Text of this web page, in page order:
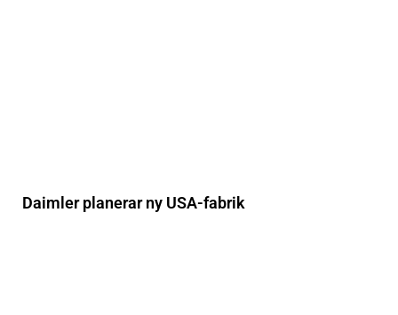
Daimler planerar ny USA-fabrik